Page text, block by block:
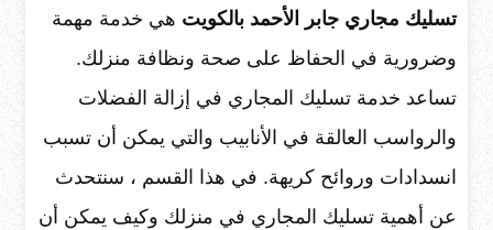
تسليك مجاري جابر الأحمد بالكويت هي خدمة مهمة
وضرورية في الحفاظ على صحة ونظافة منزلك.
تساعد خدمة تسليك المجاري في إزالة الفضلات
والرواسب العالقة في الأنابيب والتي يمكن أن تسبب
انسدادات وروائح كريهة. في هذا القسم ، سنتحدث
عن أهمية تسليك المجاري في منزلك وكيف يمكن أن